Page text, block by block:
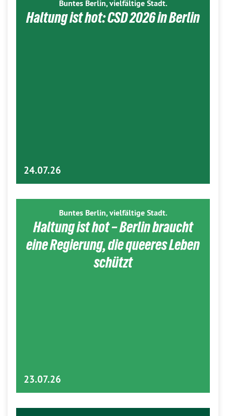
Buntes Berlin, vielfältige Stadt.
Haltung ist hot: CSD 2026 in Berlin
24.07.26
Buntes Berlin, vielfältige Stadt.
Haltung ist hot – Berlin braucht
eine Regierung, die queeres Leben
schützt
23.07.26